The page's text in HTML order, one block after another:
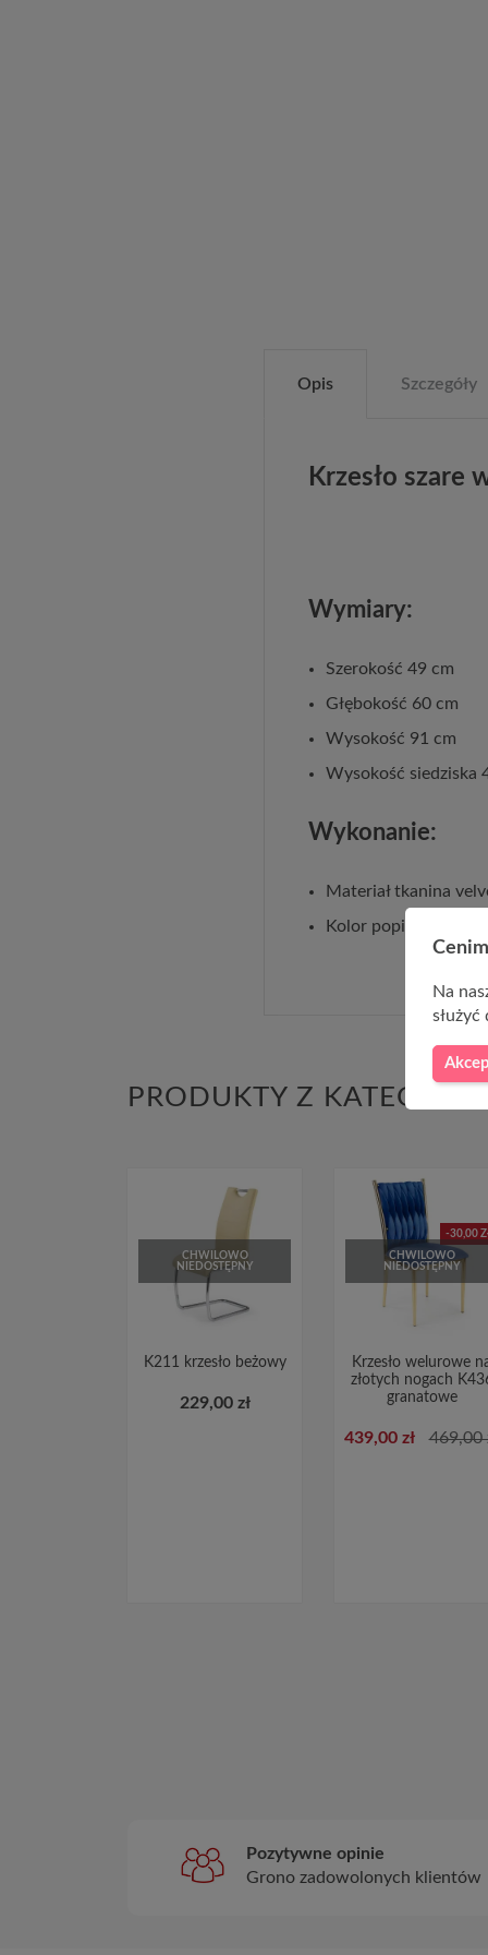
Opis Szczegóły
Krzesło szare
Wymiary:
Szerokość 49 cm
Głębokość 60 cm
Wysokość 91 cm
Wysokość siedziska
Wykonanie:
Materiał tkanina
Kolor popiel
PRODUKTY Z KATEGORII
CHWILOWO
NIEDOSTĘPNY
K211 krzesło beżowy
229,00 zł
-30,00
CHWILOWO
NIEDOSTĘPNY
Krzesło welurowe
złotych nogach
granatowe
439,00 zł 469,00
Pozytywne opinie
Grono zadowolonych klientów
Na
służyć